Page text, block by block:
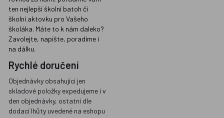
ten nejlepší školní batoh či
školní aktovku pro Vašeho
školáka. Máte to k nám daleko?
Zavolejte, napište, poradíme i
na dálku.
Rychlé doručení
Objednávky obsahující jen
skladové položky expedujeme i v
den objednávky, ostatní dle
dodací lhůty uvedené na eshopu